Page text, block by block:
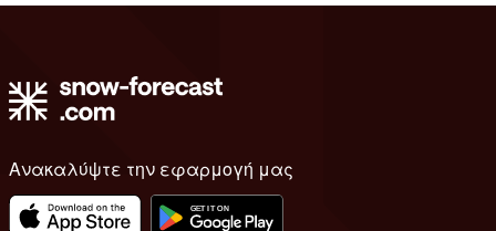
Ανακαλύψτε την εφαρμογή μας